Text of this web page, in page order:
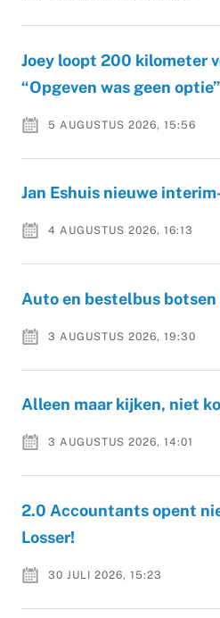
Joey loopt 200 kilometer
“Opgeven was geen optie”
5 AUGUSTUS 2026, 15:56
Jan Eshuis nieuwe
4 AUGUSTUS 2026, 16:13
Auto en bestelbus botsen
3 AUGUSTUS 2026, 19:30
Alleen maar kijken, niet
3 AUGUSTUS 2026, 14:01
2.0 Accountants opent
Losser!
30 JULI 2026, 15:23